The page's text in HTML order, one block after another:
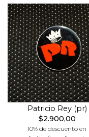
Patricio Rey (pr)
$2.900,00
10% de descuento en